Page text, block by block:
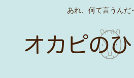
あれ、何て言うんだ